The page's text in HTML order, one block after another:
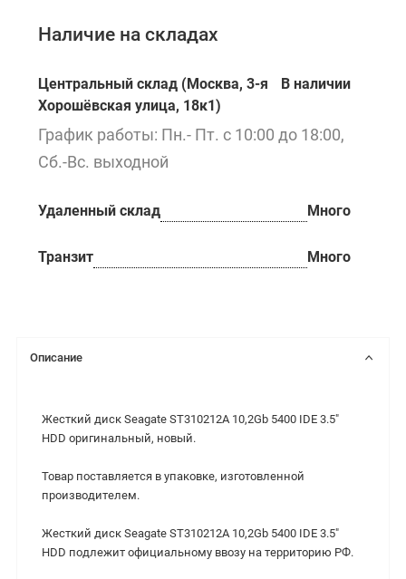
Наличие на складах
Центральный склад (Москва, 3-я
Хорошёвская улица, 18к1)
В наличии
График работы: Пн.- Пт. с 10:00 до 18:00,
Сб.-Вс. выходной
Удаленный склад Много
Транзит Много
Описание
Жесткий диск Seagate ST310212A 10,2Gb 5400 IDE 3.5"
HDD оригинальный, новый.
Товар поставляется в упаковке, изготовленной
производителем.
Жесткий диск Seagate ST310212A 10,2Gb 5400 IDE 3.5"
HDD подлежит официальному ввозу на территорию РФ.